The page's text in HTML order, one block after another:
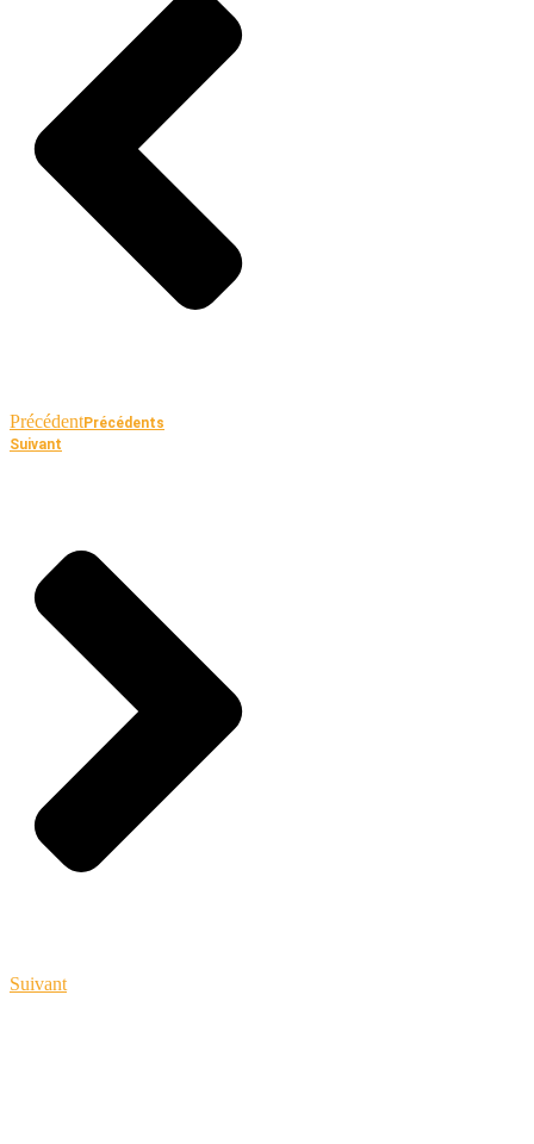
PrécédentPrécédents
Suivant
Suivant